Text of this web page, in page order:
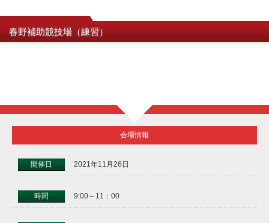
春野補助競技場（練習）
会場情報
開催日 2021年11月26日
時間 9:00～11：00